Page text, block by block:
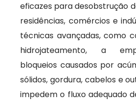
eficazes para desobstrução
residências, comércios e
técnicas avançadas, como
hidrojateamento, a
bloqueios causados por
sólidos, gordura, cabelos e
impedem o fluxo adequado